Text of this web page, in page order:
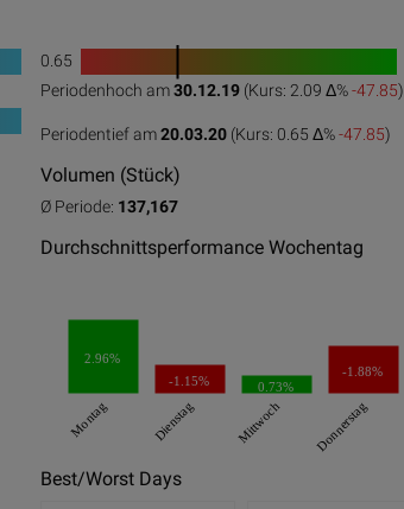
0.65
1
50 100
Periodenhoch am30.12.19 (Kurs: 2.09 Δ%-47.85)
Periodentief am20.03.20 (Kurs: 0.65 Δ%-47.85)
Volumen (Stück)
Ø Periode: 137,167
Durchschnittsperformance Wochentag
2.96%
-1.15%
0.73%
-1.88%
Montag Dienstag Mittwoch Donnerstag
Best/Worst Days